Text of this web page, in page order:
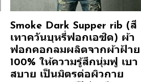
Smoke Dark Supper rib (สี
เทาควันบุหรี่ฟอกเอซิด) ผ้า
ฟอกคอกลมผลิตจากผ้าฝ้าย
100% ให้ความรู้สึกนุ่มฟู เบา
สบาย เป็นมิตรต่อผิวกาย